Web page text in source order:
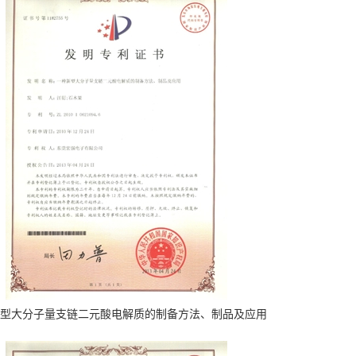
大分子量支链二元酸电解质的制备方法、制品及应用